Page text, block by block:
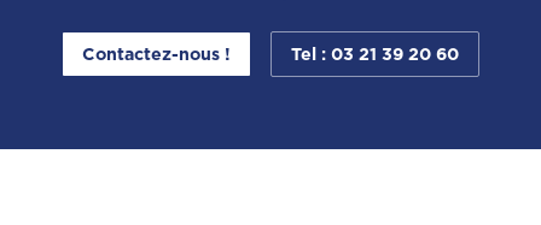
Contactez-nous ! Tel : 03 21 39 20 60